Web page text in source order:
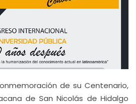
de su Centenario,
de San Nicolás de Hidalgo